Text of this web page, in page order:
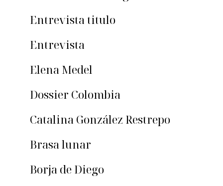
Entrevista titulo
Entrevista
Elena Medel
Dossier Colombia
Catalina González Restrepo
Brasa lunar
Borja de Diego